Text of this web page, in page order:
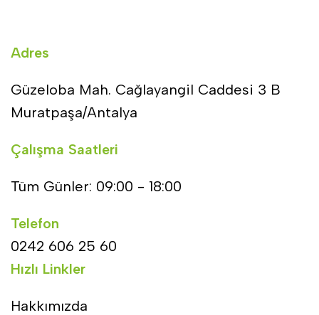
Adres
Güzeloba Mah. Cağlayangil Caddesi 3 B
Muratpaşa/Antalya
Çalışma Saatleri
Tüm Günler: 09:00 - 18:00
Telefon
0242 606 25 60
Hızlı Linkler
Hakkımızda